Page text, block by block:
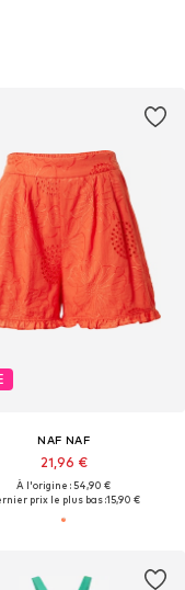
NAF NAF
21,96 €
À l'origine : 54,90 €
prix le plus bas :15,90 €